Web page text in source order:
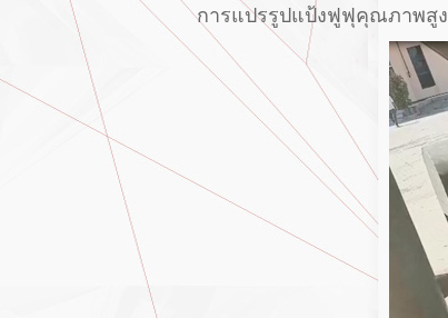
การแปรรูปแป้งฟูฟุคุณภาพสูง